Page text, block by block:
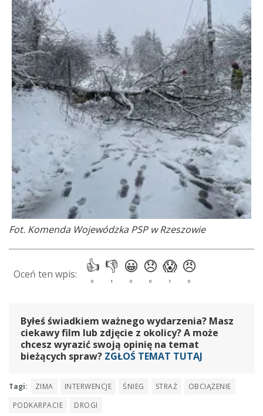
Fot. Komenda Wojewódzka PSP w Rzeszowie
Byłeś świadkiem ważnego wydarzenia? Masz
ciekawy film lub zdjęcie z okolicy? A może
chcesz wyrazić swoją opinię na temat
bieżących spraw? ZGŁOŚ TEMAT TUTAJ
Tagi: ZIMA INTERWENCJE ŚNIEG STRAŻ
OBCIĄŻENIE
PODKARPACIE
DROGI